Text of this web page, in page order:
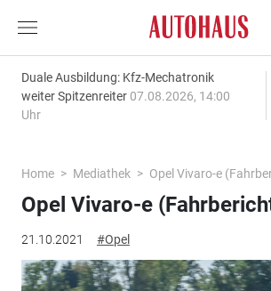
Duale Ausbildung: Kfz-Mechatronik
weiter Spitzenreiter 07.08.2026, 14:00
Uhr
Home Mediathek Opel Vivaro-e
21.10.2021 #Opel
Opel Vivaro-e